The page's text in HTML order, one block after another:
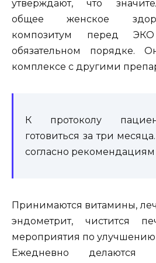
утверждают, что
общее женское
композитум перед
обязательном порядке.
комплексе с другими
К протоколу
готовиться за три
согласно рекомендациям
Принимаются витамины,
эндометрит, чистится
мероприятия по улучшению
Ежедневно делаются